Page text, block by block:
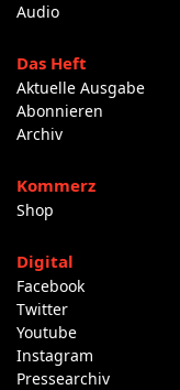
Audio
Das Heft
Aktuelle Ausgabe
Abonnieren
Archiv
Kommerz
Shop
Digital
Facebook
Twitter
Youtube
Instagram
Pressearchiv